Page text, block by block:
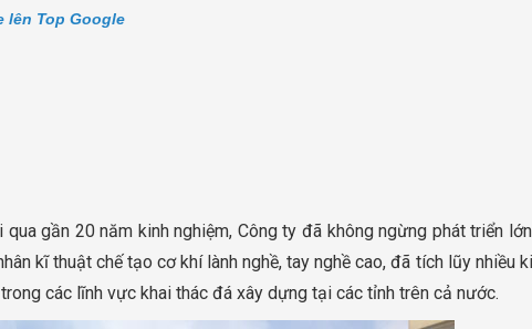
lên Top Google
gần 20 năm kinh nghiệm, Công ty đã không ngừng phát triển
kĩ thuật chế tạo cơ khí lành nghề, tay nghề cao, đã tích lũy nhiều
các lĩnh vực khai thác đá xây dựng tại các tỉnh trên cả nước.